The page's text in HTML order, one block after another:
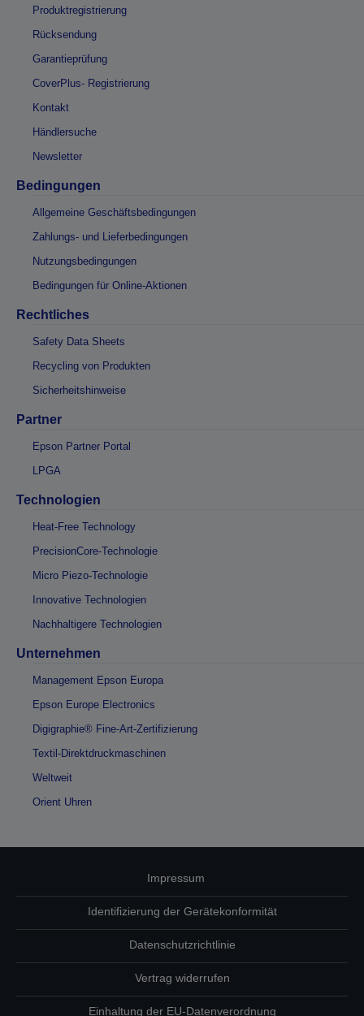
Produktregistrierung
Rücksendung
Garantieprüfung
CoverPlus- Registrierung
Kontakt
Händlersuche
Newsletter
Bedingungen
Allgemeine Geschäftsbedingungen
Zahlungs- und Lieferbedingungen
Nutzungsbedingungen
Bedingungen für Online-Aktionen
Rechtliches
Safety Data Sheets
Recycling von Produkten
Sicherheitshinweise
Partner
Epson Partner Portal
LPGA
Technologien
Heat-Free Technology
PrecisionCore-Technologie
Micro Piezo-Technologie
Innovative Technologien
Nachhaltigere Technologien
Unternehmen
Management Epson Europa
Epson Europe Electronics
Digigraphie® Fine-Art-Zertifizierung
Textil-Direktdruckmaschinen
Weltweit
Orient Uhren
Impressum
Identifizierung der Gerätekonformität
Datenschutzrichtlinie
Vertrag widerrufen
Einhaltung der EU-Datenverordnung